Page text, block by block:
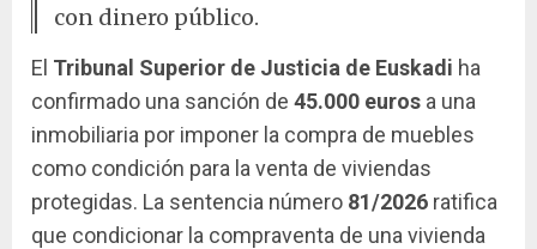
con dinero público.
El Tribunal Superior de Justicia de Euskadi ha
confirmado una sanción de 45.000 euros a una
inmobiliaria por imponer la compra de muebles
como condición para la venta de viviendas
protegidas. La sentencia número 81/2026 ratifica
que condicionar la compraventa de una vivienda